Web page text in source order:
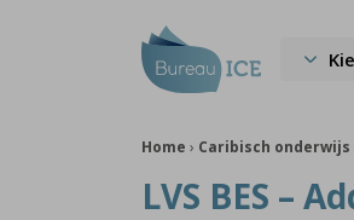
Home › Caribisch onderwijs
LVS BES –